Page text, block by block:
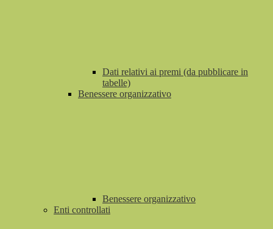
Dati relativi ai premi (da pubblicare in
tabelle)
Benessere organizzativo
Benessere organizzativo
Enti controllati